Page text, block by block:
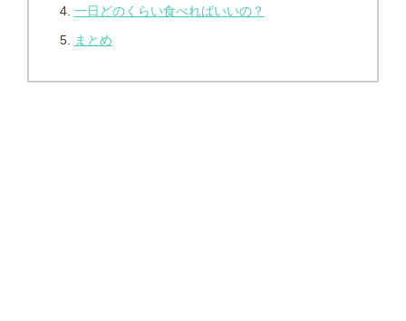
一日どのくらい食べればいいの？
まとめ